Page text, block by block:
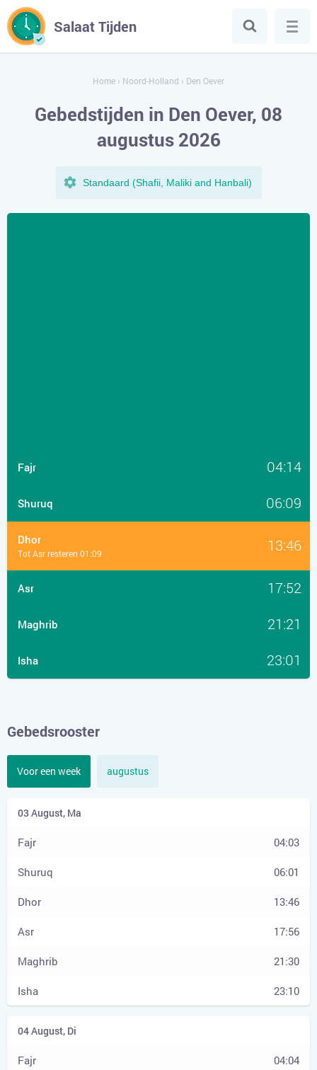
Salaat Tijden
Home › Noord-Holland › Den Oever
Gebedstijden in Den Oever, 08
augustus 2026
Standaard (Shafii, Maliki and Hanbali)
Fajr 04:14
Shuruq 06:09
Dhor 13:46
Tot Asr resteren 01:09
Asr 17:52
Maghrib 21:21
Isha 23:01
Gebedsrooster
Voor een week augustus
04:03
06:01
13:46
17:56
21:30
23:10
04:04